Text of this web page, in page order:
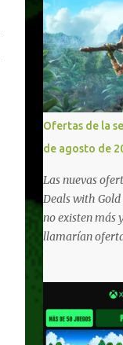
Ofertas de la
de agosto de
Las nuevas
Deals with Gold
no existen más
llamarían
10/11, varios de
oferta también
Xbox Play